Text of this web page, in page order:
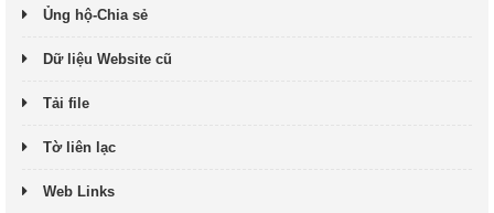
Ủng hộ-Chia sẻ
Dữ liệu Website cũ
Tải file
Tờ liên lạc
Web Links